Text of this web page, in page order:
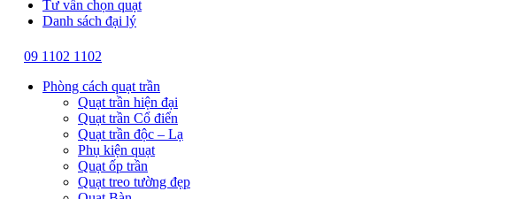
Tư vấn chọn quạt
Danh sách đại lý
09 1102 1102
Phòng cách quạt trần
Quạt trần hiện đại
Quạt trần Cổ điển
Quạt trần độc – Lạ
Phụ kiện quạt
Quạt ốp trần
Quạt treo tường đẹp